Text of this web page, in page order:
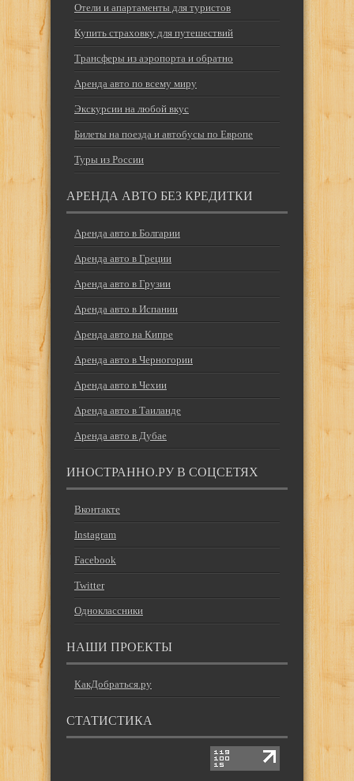
Отели и апартаменты для туристов
Купить страховку для путешествий
Трансферы из аэропорта и обратно
Аренда авто по всему миру
Экскурсии на любой вкус
Билеты на поезда и автобусы по Европе
Туры из России
АРЕНДА АВТО БЕЗ КРЕДИТКИ
Аренда авто в Болгарии
Аренда авто в Греции
Аренда авто в Грузии
Аренда авто в Испании
Аренда авто на Кипре
Аренда авто в Черногории
Аренда авто в Чехии
Аренда авто в Таиланде
Аренда авто в Дубае
ИНОСТРАННО.РУ В СОЦСЕТЯХ
Вконтакте
Instagram
Facebook
Twitter
Одноклассники
НАШИ ПРОЕКТЫ
КакДобраться.ру
СТАТИСТИКА